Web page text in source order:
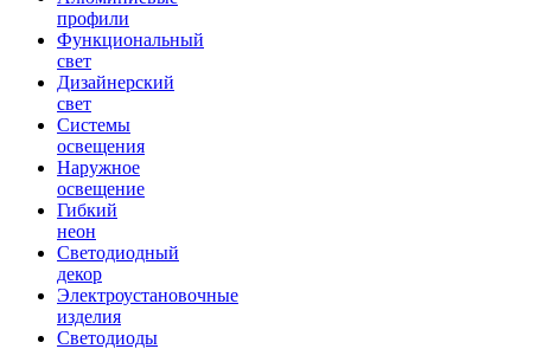
профили
Функциональный
свет
Дизайнерский
свет
Системы
освещения
Наружное
освещение
Гибкий
неон
Светодиодный
декор
Электроустановочные
изделия
Светодиоды